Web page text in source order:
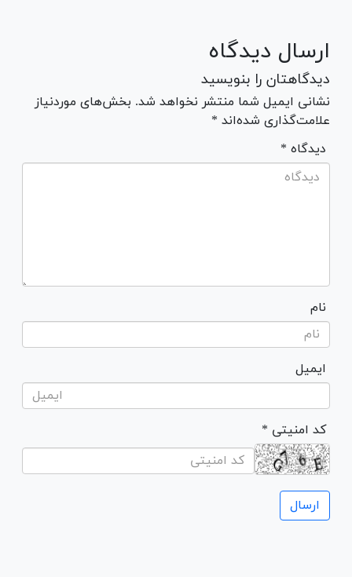
ارسال دیدگاه
دیدگاهتان را بنویسید
نشانی ایمیل شما منتشر نخواهد شد. بخش‌های موردنیاز
علامت‌گذاری شده‌اند *
* دیدگاه
نام
ایمیل
* کد امنیتی